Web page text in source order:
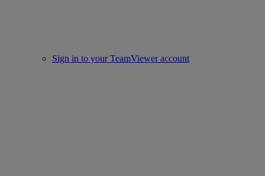
Sign in to your TeamViewer account